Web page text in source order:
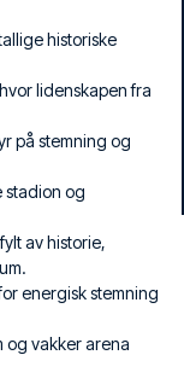
historiske
lidenskapen fra
på stemning og
stadion og
av historie,
energisk stemning
og vakker arena